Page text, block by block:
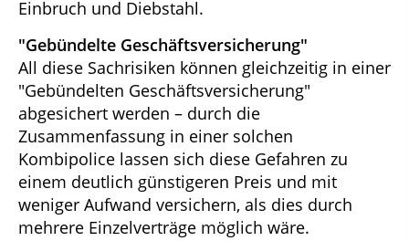
Einbruch und Diebstahl.
"Gebündelte Geschäftsversicherung"
All diese Sachrisiken können gleichzeitig in einer
"Gebündelten Geschäftsversicherung"
abgesichert werden – durch die
Zusammenfassung in einer solchen
Kombipolice lassen sich diese Gefahren zu
einem deutlich günstigeren Preis und mit
weniger Aufwand versichern, als dies durch
mehrere Einzelverträge möglich wäre.